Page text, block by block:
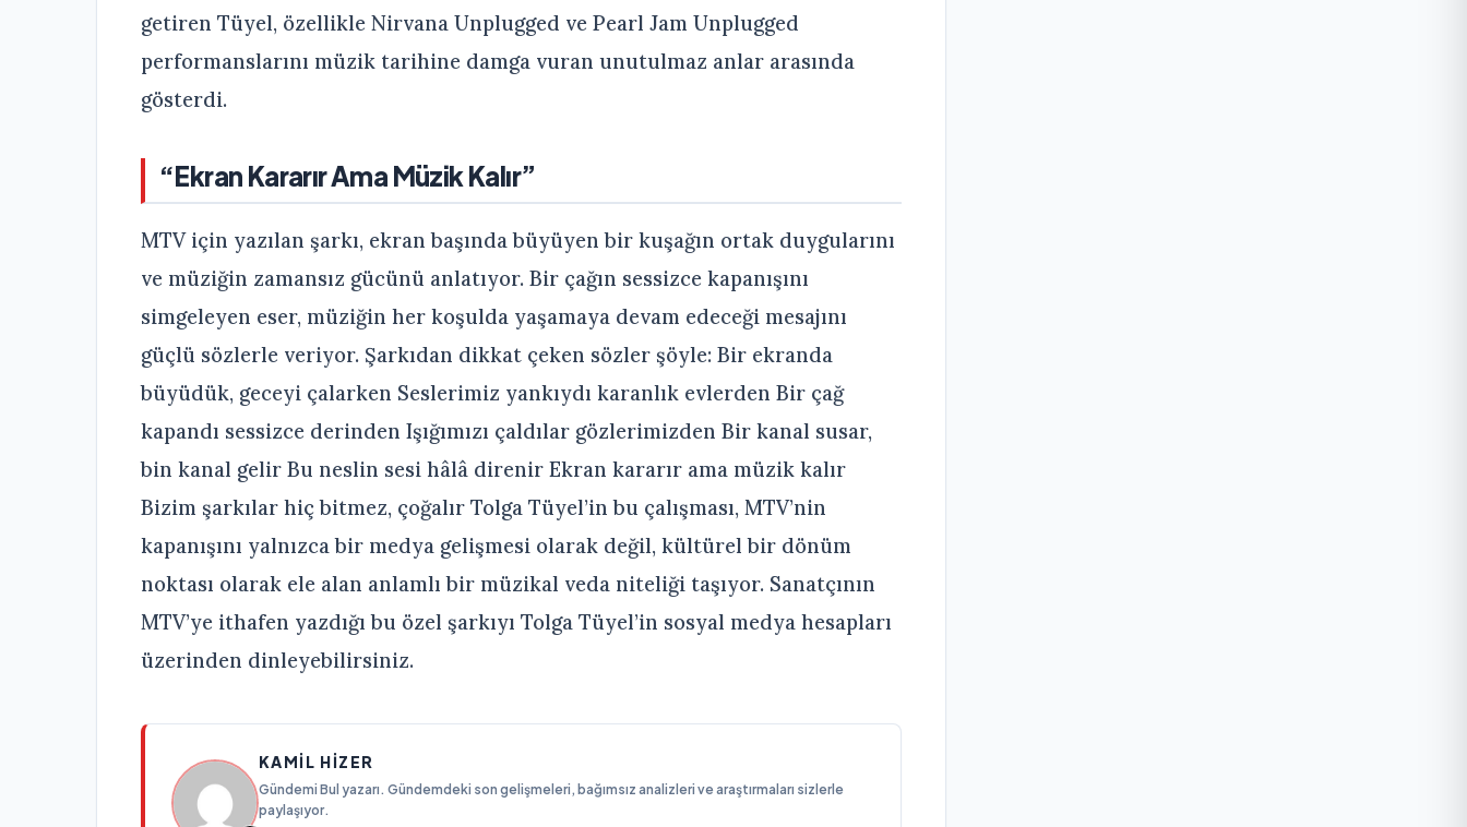
getiren Tüyel, özellikle Nirvana Unplugged ve Pearl Jam Unplugged
performanslarını müzik tarihine damga vuran unutulmaz anlar arasında
gösterdi.
“Ekran Kararır Ama Müzik Kalır”
MTV için yazılan şarkı, ekran başında büyüyen bir kuşağın ortak duygularını
ve müziğin zamansız gücünü anlatıyor. Bir çağın sessizce kapanışını
simgeleyen eser, müziğin her koşulda yaşamaya devam edeceği mesajını
güçlü sözlerle veriyor. Şarkıdan dikkat çeken sözler şöyle: Bir ekranda
büyüdük, geceyi çalarken Seslerimiz yankıydı karanlık evlerden Bir çağ
kapandı sessizce derinden Işığımızı çaldılar gözlerimizden Bir kanal susar,
bin kanal gelir Bu neslin sesi hâlâ direnir Ekran kararır ama müzik kalır
Bizim şarkılar hiç bitmez, çoğalır Tolga Tüyel’in bu çalışması, MTV’nin
kapanışını yalnızca bir medya gelişmesi olarak değil, kültürel bir dönüm
noktası olarak ele alan anlamlı bir müzikal veda niteliği taşıyor. Sanatçının
MTV’ye ithafen yazdığı bu özel şarkıyı Tolga Tüyel’in sosyal medya hesapları
üzerinden dinleyebilirsiniz.
KAMIL HIZER
Gündemi Bul yazarı. Gündemdeki son gelişmeleri, bağımsız analizleri ve araştırmaları sizlerle
paylaşıyor.